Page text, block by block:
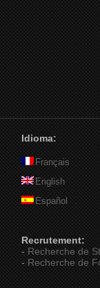
Idioma:
Français
English
Español
Recrutement:
-Recherche de
-Recherche de